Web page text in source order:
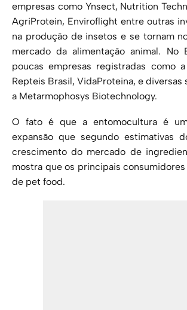
empresas como Ynsect, Nutrition
AgriProtein, Enviroflight entre outras
na produção de insetos e se tornam
mercado da alimentação animal. No
poucas empresas registradas como
Repteis Brasil, VidaProteina, e
a Metarmophosys Biotechnology.
O fato é que a entomocultura é
expansão que segundo estimativas
crescimento do mercado de
mostra que os principais
de pet food.